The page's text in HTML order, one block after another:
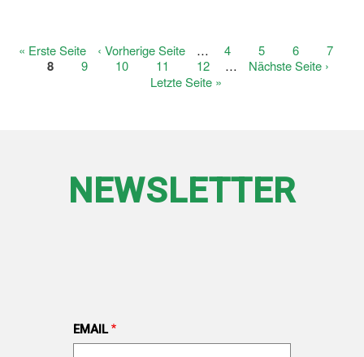
Seitennummerierung
Erste
« Erste Seite
Vorherige
Seite
‹ Vorherige Seite … Page
4 Page
5 Page
6 Page
7
Aktuelle
8 Page
9 Page
10 Page
11 Page
12 …
Nächste
Nächste Seite ›
Letzte
Letzte Seite »
NEWSLETTER
EMAIL